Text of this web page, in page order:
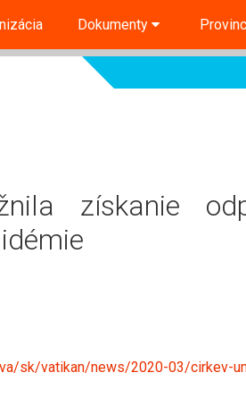
Dokumenty
získanie
sk/vatikan/news/2020-03/cirkev-